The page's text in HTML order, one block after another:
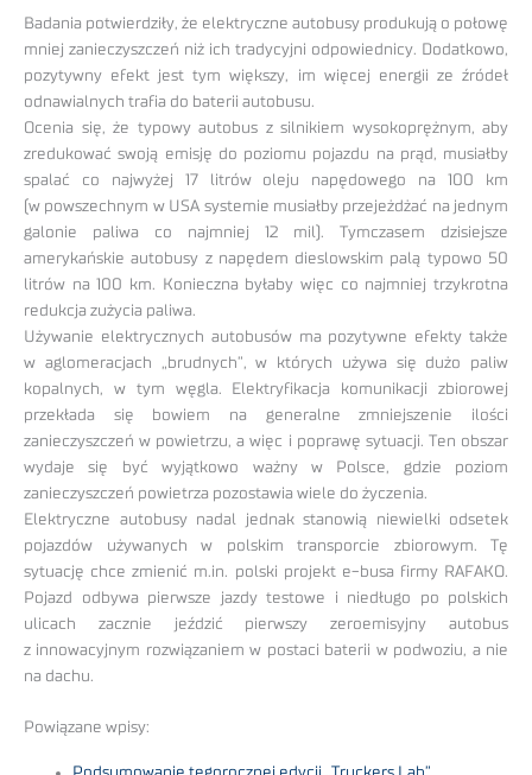
Badania potwierdziły, że elektryczne autobusy produkują o połowę
mniej zanieczyszczeń niż ich tradycyjni odpowiednicy. Dodatkowo,
pozytywny efekt jest tym większy, im więcej energii ze źródeł
odnawialnych trafia do baterii autobusu.
Ocenia się, że typowy autobus z silnikiem wysokoprężnym, aby
zredukować swoją emisję do poziomu pojazdu na prąd, musiałby
spalać co najwyżej 17 litrów oleju napędowego na 100 km
(w powszechnym w USA systemie musiałby przejeżdżać na jednym
galonie paliwa co najmniej 12 mil). Tymczasem dzisiejsze
amerykańskie autobusy z napędem dieslowskim palą typowo 50
litrów na 100 km. Konieczna byłaby więc co najmniej trzykrotna
redukcja zużycia paliwa.
Używanie elektrycznych autobusów ma pozytywne efekty także
w aglomeracjach „brudnych”, w których używa się dużo paliw
kopalnych, w tym węgla. Elektryfikacja komunikacji zbiorowej
przekłada się bowiem na generalne zmniejszenie ilości
zanieczyszczeń w powietrzu, a więc i poprawę sytuacji. Ten obszar
wydaje się być wyjątkowo ważny w Polsce, gdzie poziom
zanieczyszczeń powietrza pozostawia wiele do życzenia.
Elektryczne autobusy nadal jednak stanowią niewielki odsetek
pojazdów używanych w polskim transporcie zbiorowym. Tę
sytuację chce zmienić m.in. polski projekt e-busa firmy RAFAKO.
Pojazd odbywa pierwsze jazdy testowe i niedługo po polskich
ulicach zacznie jeździć pierwszy zeroemisyjny autobus
z innowacyjnym rozwiązaniem w postaci baterii w podwoziu, a nie
na dachu.
Powiązane wpisy: